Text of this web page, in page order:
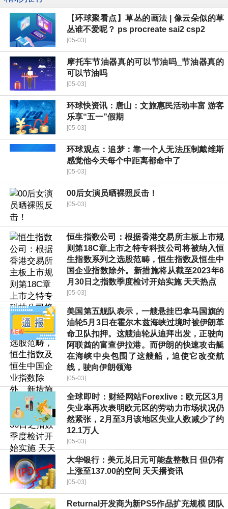
【环球聚看点】草丛的画法 | 像云朵似的草
丛谁不爱呢？ ps procreate sai2 csp2
[05-03]
摩托车节油器真的可以节油吗_节油器真的
可以节油吗
[05-03]
环球快资讯：唐山：文旅惠民活动丰富 游客
乐享“五一”假期
[05-03]
环球观点：追梦：靠一个人无法压制戴维斯
感觉他今天每个中距离都命中了
[05-03]
00后女演员晒裸照反击！
[05-03]
恒生指数公司：根据香港交易所主板上市规
则第18C章上市之特专科技公司将被纳入恒
生指数系列之选股范畴，恒生指数及恒生中
国企业指数除外。新措施将从截至2023年6
月30日之指数季度检讨开始实施 天天热点
[05-03]
美国第五舰队表示，一艘悬挂巴拿马国旗的
油轮5月3日在霍尔木兹海峡过境时被伊朗革
命卫队扣押。这艘油轮从迪拜出发，正驶向
阿联酋的富查伊拉港。而伊朗的快速攻击艇
在海峡中央包围了这艘船，迫使它改变航
线，驶向伊朗领海
[05-03]
全球即时：财经网站Forexlive：欧元区3月
失业率再次表明欧元区的劳动力市场状况仍
然紧张，2月至3月该地区失业人数减少了约
12.1万人
[05-03]
大华银行：美元兑日元可能盘整数日 但仍有
上涨至137.00的空间 天天播资讯
[05-03]
Returnal开发商为新PS5作品扩充规模 团队